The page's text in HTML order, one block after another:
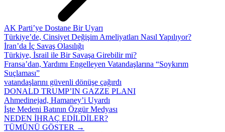
AK Parti’ye Dostane Bir Uyarı
Türkiye’de, Cinsiyet Değişim Ameliyatları Nasıl Yapılıyor?
İran’da İç Savaş Olasılığı
Türkiye, İsrail ile Bir Savaşa Girebilir mi?
Fransa’dan, Yardımı Engelleyen Vatandaşlarına “Soykırım
Suçlaması”
vatandaşlarını güvenli dönüşe çağırdı
DONALD TRUMP’IN GAZZE PLANI
Ahmedinejad, Hamaney’i Uyardı
İşte Medeni Batının Özgür Medyası
NEDEN İHRAÇ EDİLDİLER?
TÜMÜNÜ GÖSTER →